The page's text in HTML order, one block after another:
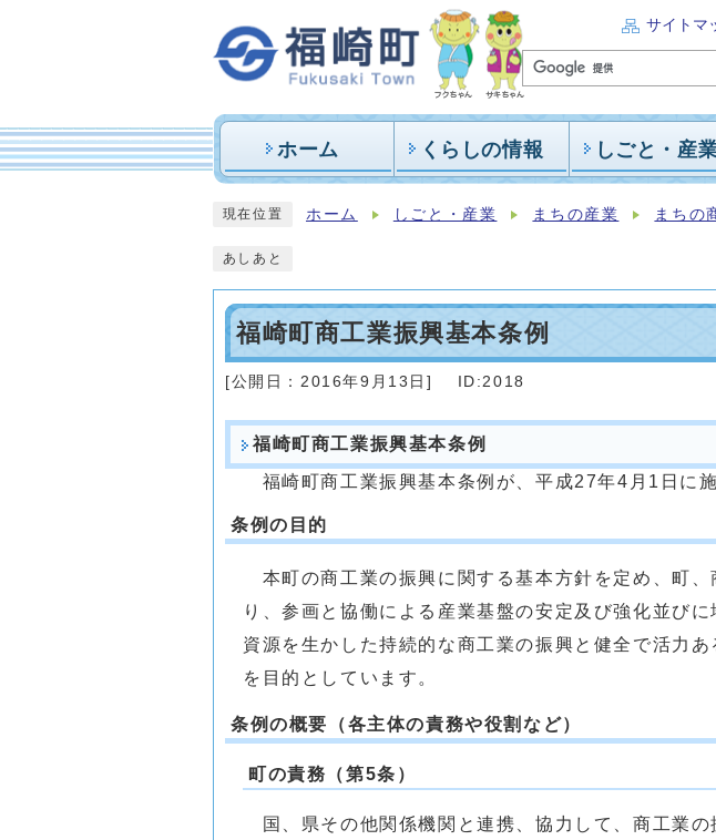
サイトマ
ホーム くらしの情報 しごと・産
現在位置 ホーム しごと・産業 まちの産業 まちの
あしあと
福崎町商工業振興基本条例
[公開日： 2016年9月13日 ] ID:2018
福崎町商工業振興基本条例
福崎町商工業振興基本条例が、平成27年4月1日に施
条例の目的
本町の商工業の振興に関する基本方針を定め、町
り、参画と協働による産業基盤の安定及び強化並び
資源を生かした持続的な商工業の振興と健全で活力
を目的としています。
条例の概要（各主体の責務や役割など）
町の責務（第5条）
国、県その他関係機関と連携、協力して、商工業の